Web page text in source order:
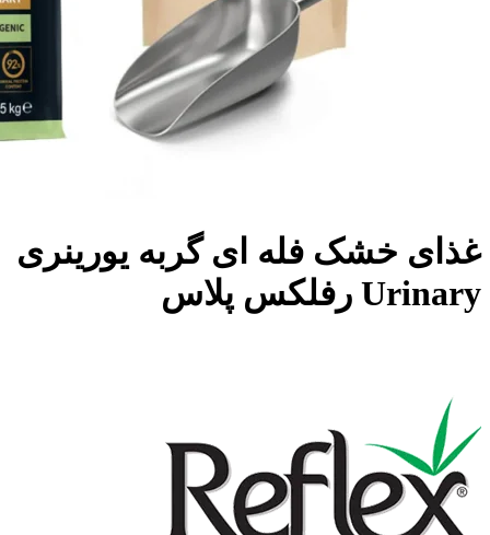
غذای خشک فله ای گربه یورینری
Urinary رفلکس پلاس